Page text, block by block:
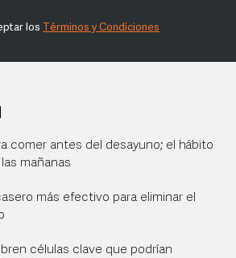
los Términos y Condiciones
comer antes del desayuno; el hábito
mañanas
más efectivo para eliminar el
células clave que podrían